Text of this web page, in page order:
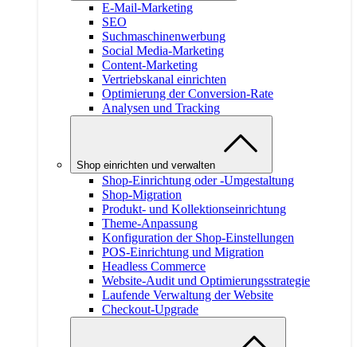
E-Mail-Marketing
SEO
Suchmaschinenwerbung
Social Media-Marketing
Content-Marketing
Vertriebskanal einrichten
Optimierung der Conversion-Rate
Analysen und Tracking
Shop einrichten und verwalten
Shop-Einrichtung oder -Umgestaltung
Shop-Migration
Produkt- und Kollektionseinrichtung
Theme-Anpassung
Konfiguration der Shop-Einstellungen
POS-Einrichtung und Migration
Headless Commerce
Website-Audit und Optimierungsstrategie
Laufende Verwaltung der Website
Checkout-Upgrade